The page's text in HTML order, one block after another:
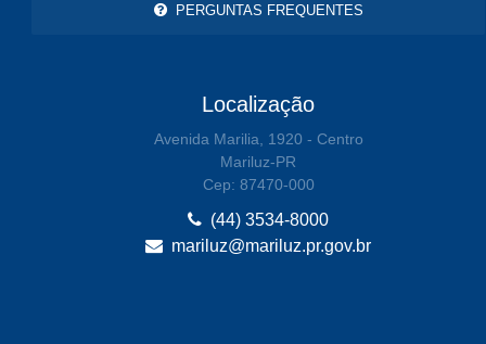
PERGUNTAS FREQUENTES
Localização
Avenida Marilia, 1920 - Centro
Mariluz-PR
Cep: 87470-000
(44) 3534-8000
mariluz@mariluz.pr.gov.br